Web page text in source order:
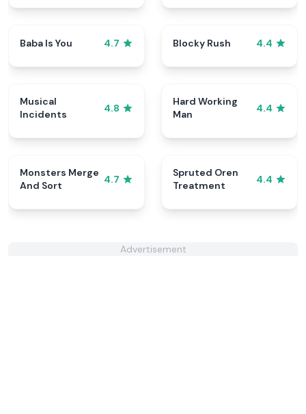
Baba Is You 4.7 Blocky Rush 4.4
Musical
Incidents
4.8
Hard Working
Man
4.4
Monsters Merge
And Sort
4.7
Spruted Oren
Treatment
4.4
Advertisement